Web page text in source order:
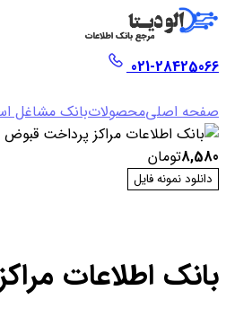
021-28425066
صفحه اصلیمحصولاتبانک مشاغل
8,580تومان
دانلود نمونه فایل
بانک اطلاعات